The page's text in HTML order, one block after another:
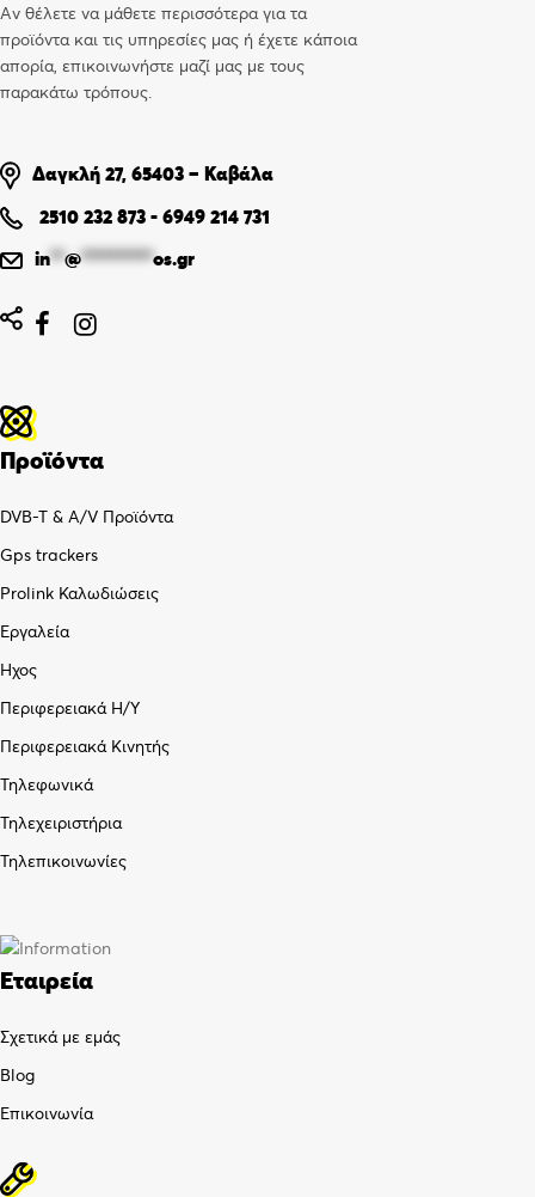
Αν θέλετε να μάθετε περισσότερα για τα
προϊόντα και τις υπηρεσίες μας ή έχετε κάποια
απορία, επικοινωνήστε μαζί μας με τους
παρακάτω τρόπους.
Δαγκλή 27, 65403 – Καβάλα
2510 232 873 - 6949 214 731
in**@**********os.gr
 
Προϊόντα
DVB-T & A/V Προϊόντα
Gps trackers
Prolink Καλωδιώσεις
Εργαλεία
Ήχος
Περιφερειακά Η/Υ
Περιφερειακά Κινητής
Τηλεφωνικά
Τηλεχειριστήρια
Τηλεπικοινωνίες
Εταιρεία
Σχετικά με εμάς
Blog
Επικοινωνία